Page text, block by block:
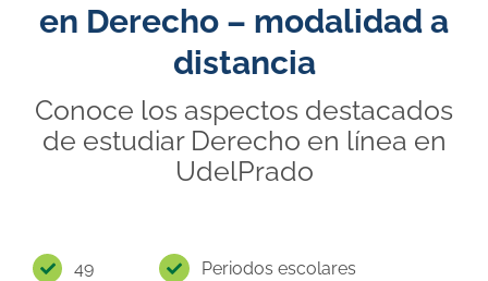
en Derecho – modalidad a
distancia
Conoce los aspectos destacados
de estudiar Derecho en línea en
UdelPrado
49
Periodos escolares